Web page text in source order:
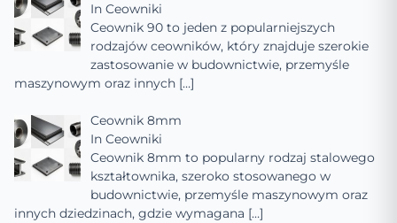
In Ceowniki
Ceownik 90 to jeden z popularniejszych
rodzajów ceowników, który znajduje szerokie
zastosowanie w budownictwie, przemyśle
maszynowym oraz innych […]
Ceownik 8mm
In Ceowniki
Ceownik 8mm to popularny rodzaj stalowego
kształtownika, szeroko stosowanego w
budownictwie, przemyśle maszynowym oraz
innych dziedzinach, gdzie wymagana […]